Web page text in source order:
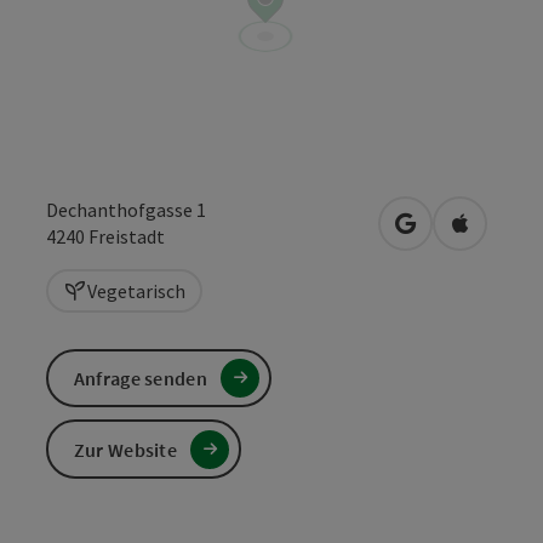
Dechanthofgasse 1
4240 Freistadt in Googlein Apple
Vegetarisch
Anfrage senden
Zur Website